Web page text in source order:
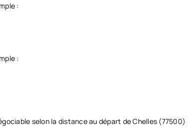
:
:
selon la distance au départ de Chelles (77500)